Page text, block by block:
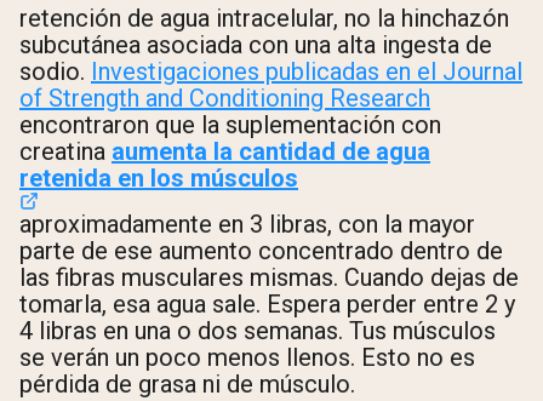
retención de agua intracelular, no la hinchazón
subcutánea asociada con una alta ingesta de
sodio. Investigaciones publicadas en el Journal
of Strength and Conditioning Research
encontraron que la suplementación con
creatina aumenta la cantidad de agua
retenida en los músculos
aproximadamente en 3 libras, con la mayor
parte de ese aumento concentrado dentro de
las fibras musculares mismas. Cuando dejas de
tomarla, esa agua sale. Espera perder entre 2 y
4 libras en una o dos semanas. Tus músculos
se verán un poco menos llenos. Esto no es
pérdida de grasa ni de músculo.